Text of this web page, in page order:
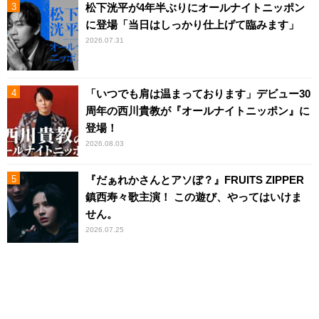
松下洸平が4年半ぶりにオールナイトニッポン
に登場「当日はしっかり仕上げて臨みます」
2026.07.31
「いつでも肩は温まっております」デビュー30
周年の西川貴教が『オールナイトニッポン』に
登場！
2026.08.03
『だぁれかさんとアソぼ？』FRUITS ZIPPER
鎮西寿々歌主演！ この遊び、やってはいけま
せん。
2026.07.25